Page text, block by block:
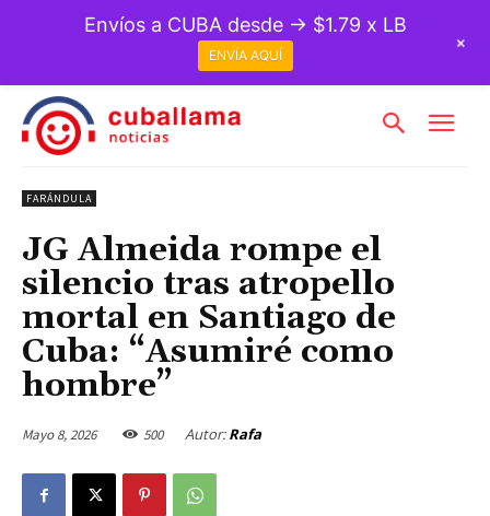
FARÁNDULA
JG Almeida rompe el
silencio tras atropello
mortal en Santiago de
Cuba: “Asumiré como
hombre”
Mayo 8, 2026 500 Autor: Rafa
Envíos a CUBA desde → $1.79 x LB
ENVÍA AQUÍ
+